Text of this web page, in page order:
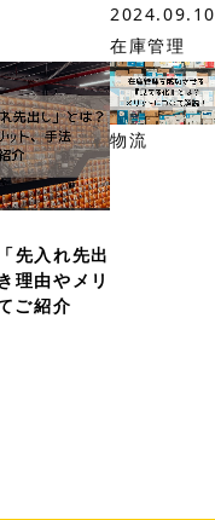
2024.09.10
在庫管理
先入れ先出
理由やメリ
ご紹介
物流